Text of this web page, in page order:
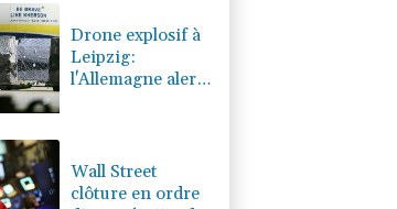
Drone explosif à
Leipzig:
l'Allemagne alerte
Wall Street
clôture en ordre